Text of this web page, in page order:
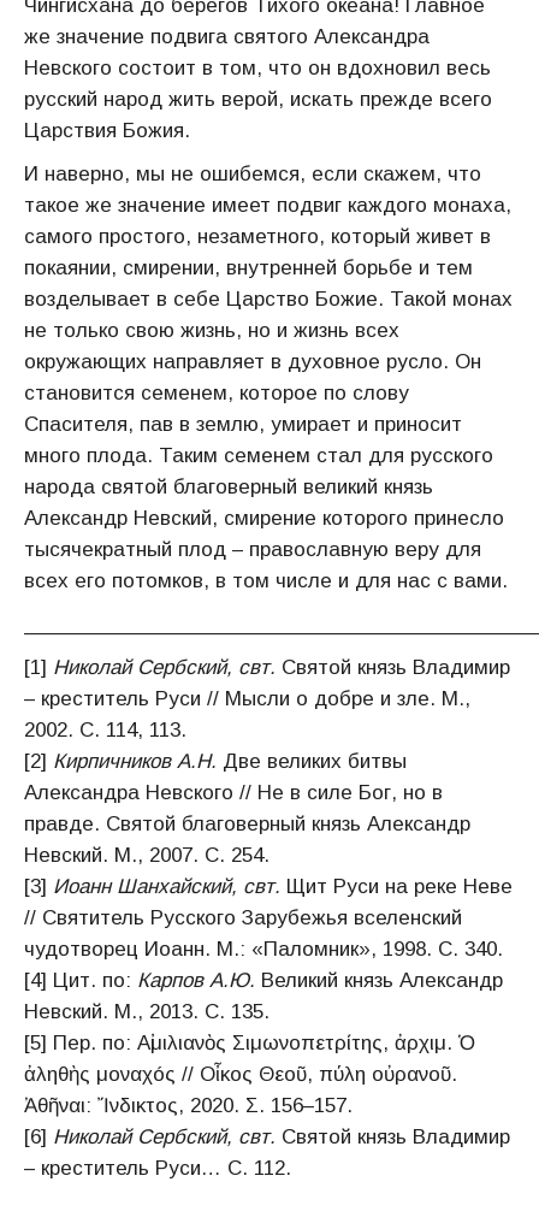
Чингисхана до берегов Тихого океана! Главное
же значение подвига святого Александра
Невского состоит в том, что он вдохновил весь
русский народ жить верой, искать прежде всего
Царствия Божия.
И наверно, мы не ошибемся, если скажем, что
такое же значение имеет подвиг каждого монаха,
самого простого, незаметного, который живет в
покаянии, смирении, внутренней борьбе и тем
возделывает в себе Царство Божие. Такой монах
не только свою жизнь, но и жизнь всех
окружающих направляет в духовное русло. Он
становится семенем, которое по слову
Спасителя, пав в землю, умирает и приносит
много плода. Таким семенем стал для русского
народа святой благоверный великий князь
Александр Невский, смирение которого принесло
тысячекратный плод – православную веру для
всех его потомков, в том числе и для нас с вами.
[1] Николай Сербский, свт. Святой князь Владимир
– креститель Руси // Мысли о добре и зле. М.,
2002. С. 114, 113.
[2] Кирпичников А.Н. Две великих битвы
Александра Невского // Не в силе Бог, но в
правде. Святой благоверный князь Александр
Невский. М., 2007. С. 254.
[3] Иоанн Шанхайский, свт. Щит Руси на реке Неве
// Святитель Русского Зарубежья вселенский
чудотворец Иоанн. М.: «Паломник», 1998. С. 340.
[4] Цит. по: Карпов А.Ю. Великий князь Александр
Невский. М., 2013. С. 135.
[5] Пер. по: Αἰμιλιανὸς Σιμωνοπετρίτης, ἀρχιμ. Ὁ
ἀληθὴς μοναχóς // Οἶκος Θεοῦ, πύλη οὐρανοῦ.
Ἀθῆναι: Ἴνδικτος, 2020. Σ. 156–157.
[6] Николай Сербский, свт. Святой князь Владимир
– креститель Руси… С. 112.